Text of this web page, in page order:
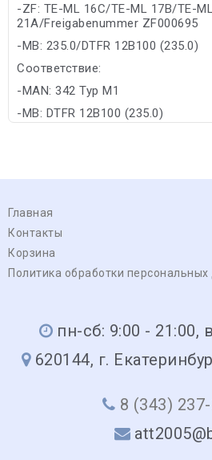
-ZF: TE-ML 16C/TE-ML 17B/TE-
21A/Freigabenummer ZF000695
-MB: 235.0/DTFR 12B100 (235.0)
Соответствие:
-MAN: 342 Typ M1
-MB: DTFR 12B100 (235.0)
Главная
Контакты
Корзина
Политика обработки
пн-сб: 9:00 - 21:00,
620144, г.
8 (343)